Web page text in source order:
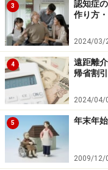
いません）」が鼻腔
へと送り込みます。
喉頭へ送り込まれた
こく）」という喉の
す。これにより「
「喉頭蓋（いんとう
て、食べ物は気管で
です。この咽頭蓋に
ほど、頑丈なもので
3
認知症
作り方
2024/03/
4
遠距離
帰省割
2024/04/
5 年末年
2009/12/